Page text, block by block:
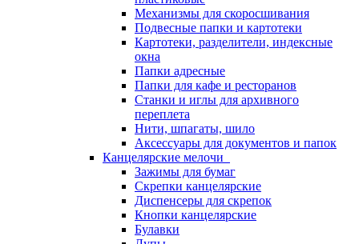
Механизмы для скоросшивания
Подвесные папки и картотеки
Картотеки, разделители, индексные
окна
Папки адресные
Папки для кафе и ресторанов
Станки и иглы для архивного
переплета
Нити, шпагаты, шило
Аксессуары для документов и папок
Канцелярские мелочи
Зажимы для бумаг
Скрепки канцелярские
Диспенсеры для скрепок
Кнопки канцелярские
Булавки